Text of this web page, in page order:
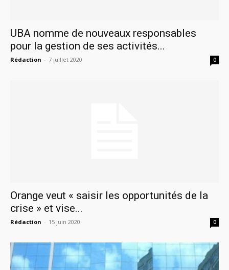
UBA nomme de nouveaux responsables
pour la gestion de ses activités...
Rédaction - 7 juillet 2020 0
Orange veut « saisir les opportunités de la
crise » et vise...
Rédaction - 15 juin 2020 0